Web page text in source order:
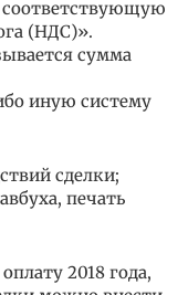
соответствующую
(НДС)».
сумма
иную систему
сделки;
печать
2018 года,